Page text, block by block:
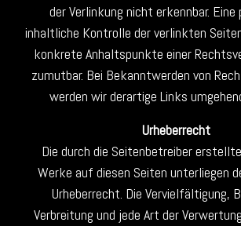
der Verlinkung nicht erkennbar. Eine
inhaltliche Kontrolle der verlinkten
konkrete Anhaltspunkte einer
zumutbar. Bei Bekanntwerden von
werden wir derartige Links
Urheberrecht
Die durch die Seitenbetreiber
Werke auf diesen Seiten unterliegen
Urheberrecht. Die Vervielfältigung,
Verbreitung und jede Art der